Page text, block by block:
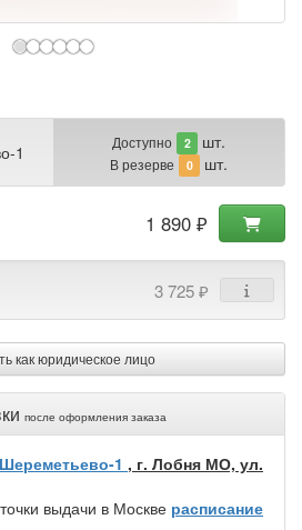
1 Доступно 2 шт.
В резерве 0 шт.
1 890 ₽
3 725 ₽
как юридическое лицо
после оформления заказа
_Шереметьево-1 , г. Лобня МО, ул.
выдачи в Москве расписание